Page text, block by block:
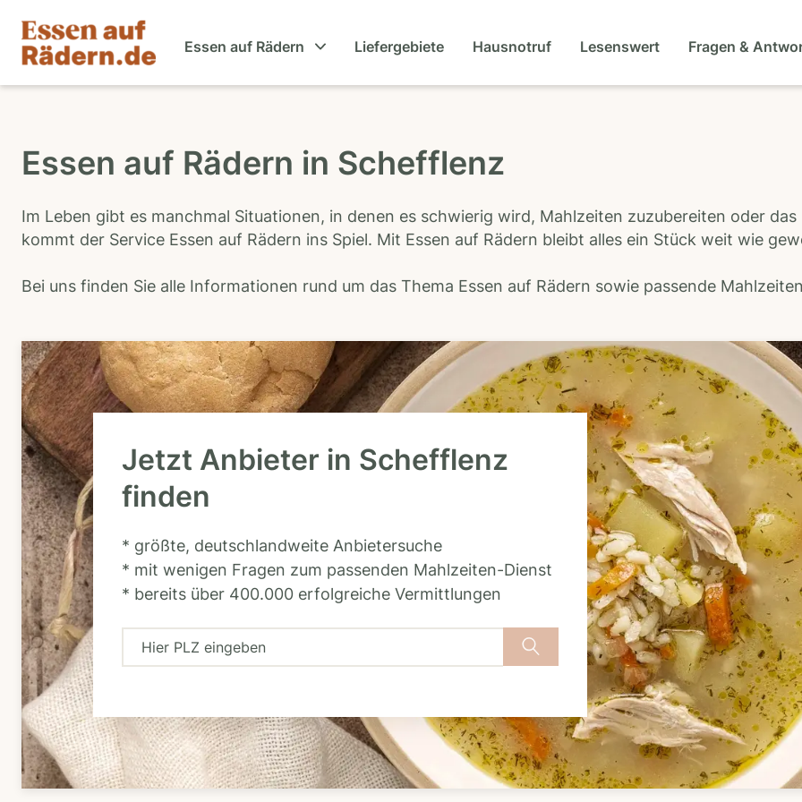
Essen auf Rädern Liefergebiete Hausnotruf Lesenswert Fragen &
Essen auf Rädern in Schefflenz
Im Leben gibt es manchmal Situationen, in denen es schwierig wird, Mahlzeiten zuzubereiten oder
kommt der Service Essen auf Rädern ins Spiel. Mit Essen auf Rädern bleibt alles ein Stück weit wie
Bei uns finden Sie alle Informationen rund um das Thema Essen auf Rädern sowie passende
Jetzt Anbieter in Schefflenz
finden
* größte, deutschlandweite Anbietersuche
* mit wenigen Fragen zum passenden Mahlzeiten-Dienst
* bereits über 400.000 erfolgreiche Vermittlungen
H
r
P
L